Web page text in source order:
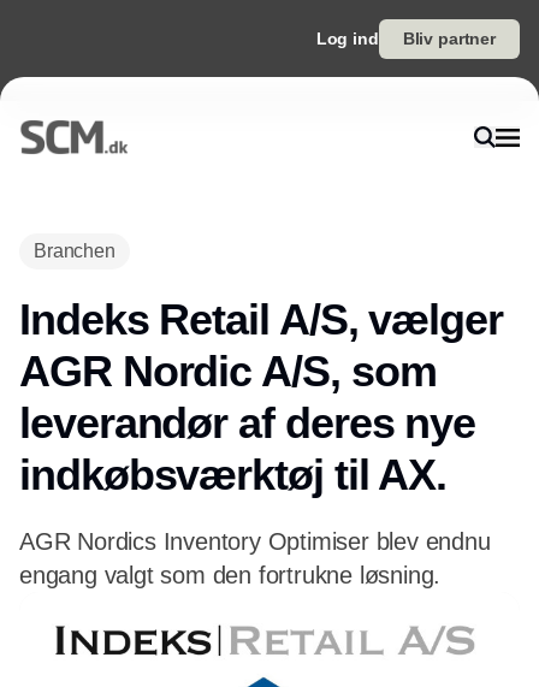
Log ind Bliv partner
Branchen
Indeks Retail A/S, vælger
AGR Nordic A/S, som
leverandør af deres nye
indkøbsværktøj til AX.
AGR Nordics Inventory Optimiser blev endnu
engang valgt som den fortrukne løsning.